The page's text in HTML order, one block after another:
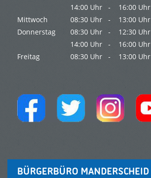
14:00 Uhr -
16:00 Uhr
Mittwoch
08:30 Uhr -
13:00 Uhr
Donnerstag
08:30 Uhr -
12:30 Uhr
14:00 Uhr -
16:00 Uhr
Freitag
08:30 Uhr - 13:00 Uhr
BÜRGERBÜRO MANDERSCHEID